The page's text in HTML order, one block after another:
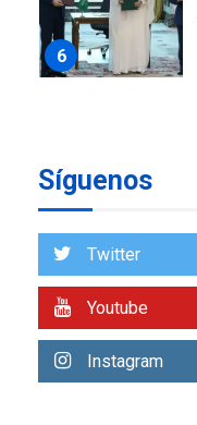
6
7
1
Síguenos
Twitter
Youtube
Instagram